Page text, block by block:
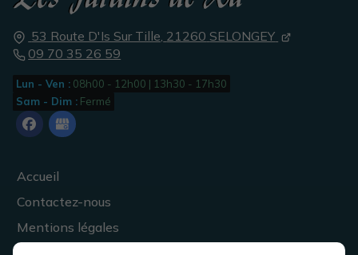
53 Route D'Is Sur Tille, 21260 SELONGEY
09 70 35 26 59
Lun - Ven : 08h00 - 12h00 | 13h30 - 17h30
Sam - Dim : Fermé
Accueil
Contactez-nous
Mentions légales